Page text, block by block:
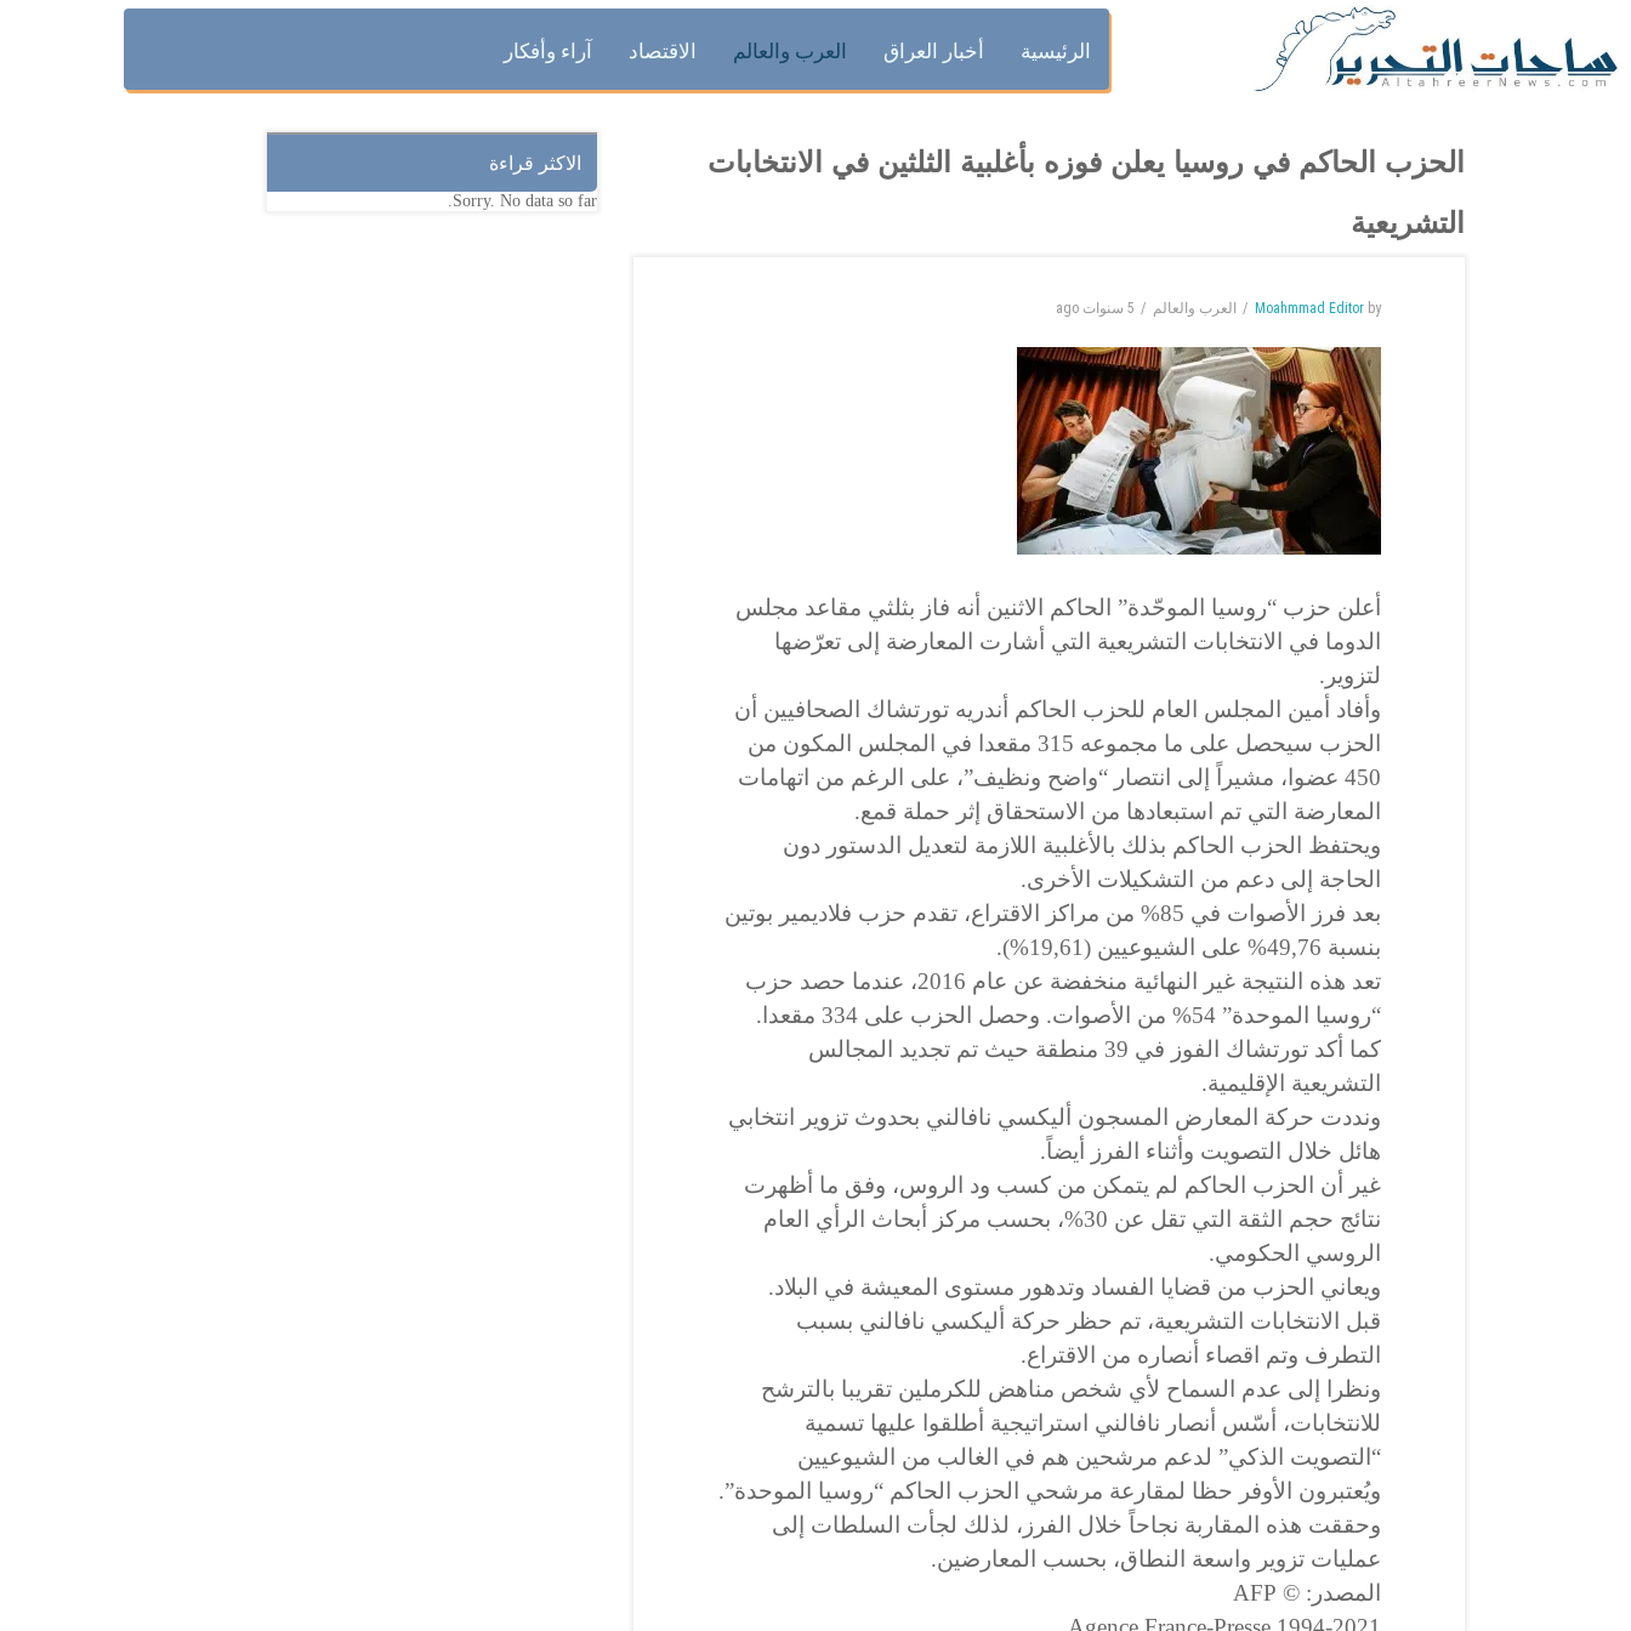
الرئيسية أخبار العراق العرب والعالم الاقتصاد آراء وأفكار
الحزب الحاكم في روسيا يعلن فوزه بأغلبية الثلثين في الانتخابات
التشريعية
by
Moahmmad Editor العرب والعالم 5 سنوات ago
أعلن حزب “روسيا الموحّدة” الحاكم الاثنين أنه فاز بثلثي مقاعد مجلس
الدوما في الانتخابات التشريعية التي أشارت المعارضة إلى تعرّضها
لتزوير.
وأفاد أمين المجلس العام للحزب الحاكم أندريه تورتشاك الصحافيين أن
الحزب سيحصل على ما مجموعه 315 مقعدا في المجلس المكون من
450 عضوا، مشيراً إلى انتصار “واضح ونظيف”، على الرغم من اتهامات
المعارضة التي تم استبعادها من الاستحقاق إثر حملة قمع.
ويحتفظ الحزب الحاكم بذلك بالأغلبية اللازمة لتعديل الدستور دون
الحاجة إلى دعم من التشكيلات الأخرى.
بعد فرز الأصوات في 85% من مراكز الاقتراع، تقدم حزب فلاديمير بوتين
بنسبة 49,76% على الشيوعيين (19,61%).
تعد هذه النتيجة غير النهائية منخفضة عن عام 2016، عندما حصد حزب
“روسيا الموحدة” 54% من الأصوات. وحصل الحزب على 334 مقعدا.
كما أكد تورتشاك الفوز في 39 منطقة حيث تم تجديد المجالس
التشريعية الإقليمية.
ونددت حركة المعارض المسجون أليكسي نافالني بحدوث تزوير انتخابي
هائل خلال التصويت وأثناء الفرز أيضاً.
غير أن الحزب الحاكم لم يتمكن من كسب ود الروس، وفق ما أظهرت
نتائج حجم الثقة التي تقل عن 30%، بحسب مركز أبحاث الرأي العام
الروسي الحكومي.
ويعاني الحزب من قضايا الفساد وتدهور مستوى المعيشة في البلاد.
قبل الانتخابات التشريعية، تم حظر حركة أليكسي نافالني بسبب
التطرف وتم اقصاء أنصاره من الاقتراع.
ونظرا إلى عدم السماح لأي شخص مناهض للكرملين تقريبا بالترشح
للانتخابات، أسّس أنصار نافالني استراتيجية أطلقوا عليها تسمية
“التصويت الذكي” لدعم مرشحين هم في الغالب من الشيوعيين
ويُعتبرون الأوفر حظا لمقارعة مرشحي الحزب الحاكم “روسيا الموحدة”.
وحققت هذه المقاربة نجاحاً خلال الفرز، لذلك لجأت السلطات إلى
عمليات تزوير واسعة النطاق، بحسب المعارضين.
المصدر: © AFP
الاكثر قراءة
Sorry. No data so far.